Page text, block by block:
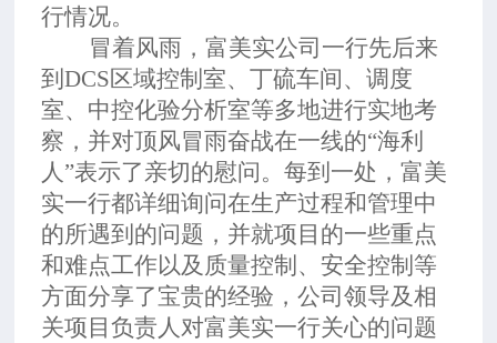
行情况。
冒着风雨，富美实公司一行先后来
到DCS区域控制室、丁硫车间、调度
室、中控化验分析室等多地进行实地考
察，并对顶风冒雨奋战在一线的“海利
人”表示了亲切的慰问。每到一处，富美
实一行都详细询问在生产过程和管理中
的所遇到的问题，并就项目的一些重点
和难点工作以及质量控制、安全控制等
方面分享了宝贵的经验，公司领导及相
关项目负责人对富美实一行关心的问题